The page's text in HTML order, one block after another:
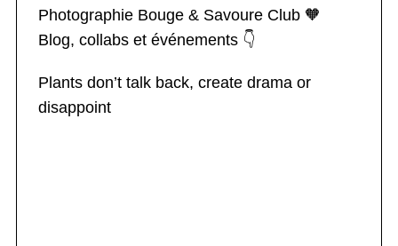
PhotographieBouge & Savoure Club 🧡
Blog, collabs et événements 👇
Plants don’t talk back, create drama or
disappoint